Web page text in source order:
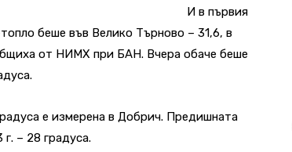
И в първия
беше във Велико Търново – 31,6, в
от НИМХ при БАН. Вчера обаче беше
е измерена в Добрич. Предишната
– 28 градуса.